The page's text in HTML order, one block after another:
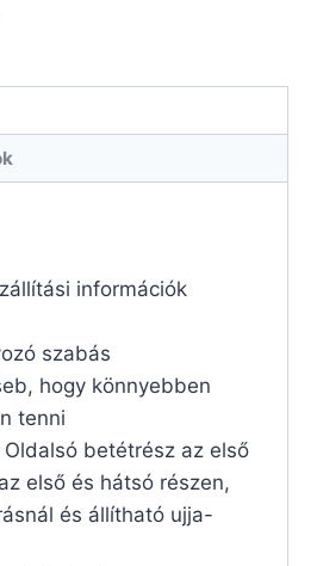
információk
szabás
hogy könnyebben
tenni
betétrész az első
első és hátsó részen,
és állítható ujja-